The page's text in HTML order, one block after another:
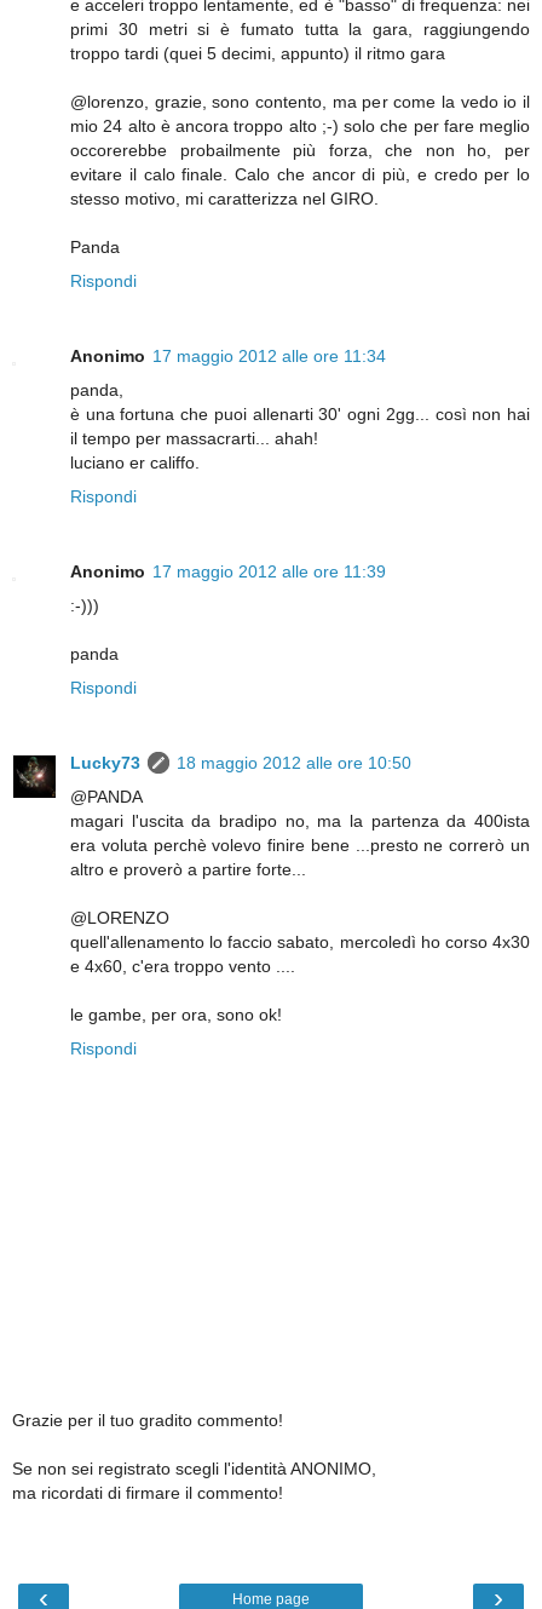
e acceleri troppo lentamente, ed è "basso" di frequenza: nei
primi 30 metri si è fumato tutta la gara, raggiungendo
troppo tardi (quei 5 decimi, appunto) il ritmo gara
@lorenzo, grazie, sono contento, ma per come la vedo io il
mio 24 alto è ancora troppo alto ;-) solo che per fare meglio
occorerebbe probailmente più forza, che non ho, per
evitare il calo finale. Calo che ancor di più, e credo per lo
stesso motivo, mi caratterizza nel GIRO.
Panda
Rispondi
Anonimo 17 maggio 2012 alle ore 11:34
panda,
è una fortuna che puoi allenarti 30' ogni 2gg... così non hai
il tempo per massacrarti... ahah!
luciano er califfo.
Rispondi
Anonimo 17 maggio 2012 alle ore 11:39
:-)))
panda
Rispondi
Lucky73
18 maggio 2012 alle ore 10:50
@PANDA
magari l'uscita da bradipo no, ma la partenza da 400ista
era voluta perchè volevo finire bene ...presto ne correrò un
altro e proverò a partire forte...
@LORENZO
quell'allenamento lo faccio sabato, mercoledì ho corso 4x30
e 4x60, c'era troppo vento ....
le gambe, per ora, sono ok!
Rispondi
Grazie per il tuo gradito commento!
Se non sei registrato scegli l'identità ANONIMO,
ma ricordati di firmare il commento!
‹ ›
Home page